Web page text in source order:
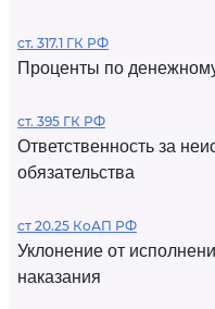
ст. 317.1 ГК РФ
Проценты по
ст. 395 ГК РФ
Ответственность за
обязательства
ст 20.25 КоАП РФ
Уклонение от
наказания